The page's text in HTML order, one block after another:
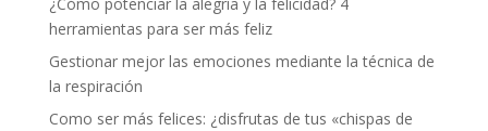
¿Cómo potenciar la alegría y la felicidad? 4
herramientas para ser más feliz
Gestionar mejor las emociones mediante la técnica de
la respiración
Como ser más felices: ¿disfrutas de tus «chispas de